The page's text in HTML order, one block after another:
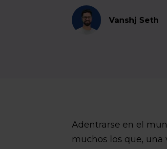
Vanshj Seth
Adentrarse en el
muchos los que,